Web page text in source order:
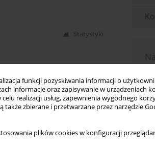
funkcji pozyskiwania informacji o
informacje oraz zapisywanie w urządzeniach
realizacji usług, zapewnienia wygodnego
także zbierane i przetwarzane przez narzędzie
plików cookies w konfiguracji
Statystyki